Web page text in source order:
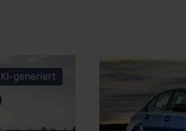
KI-generiert